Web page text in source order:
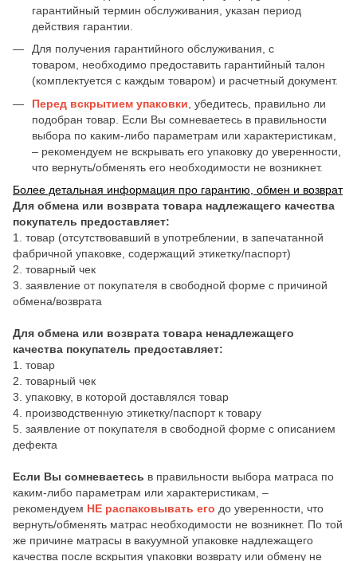
гарантийный термин обслуживания, указан период
действия гарантии.
Для получения гарантийного обслуживания, с
товаром, необходимо предоставить гарантийный талон
(комплектуется с каждым товаром) и расчетный документ.
Перед вскрытием упаковки , убедитесь, правильно ли
подобран товар. Если Вы сомневаетесь в правильности
выбора по каким-либо параметрам или характеристикам,
– рекомендуем не вскрывать его упаковку до уверенности,
что вернуть/обменять его необходимости не возникнет.
Более детальная информация про гарантию, обмен и возврат
Для обмена или возврата товара надлежащего качества
покупатель предоставляет:
1. товар (отсутствовавший в употреблении, в запечатанной
фабричной упаковке, содержащий этикетку/паспорт)
2. товарный чек
3. заявление от покупателя в свободной форме с причиной
обмена/возврата
Для обмена или возврата товара ненадлежащего
качества покупатель предоставляет:
1. товар
2. товарный чек
3. упаковку, в которой доставлялся товар
4. производственную этикетку/паспорт к товару
5. заявление от покупателя в свободной форме с описанием
дефекта
Если Вы сомневаетесь в правильности выбора матраса по
каким-либо параметрам или характеристикам, –
рекомендуем НЕ распаковывать его до уверенности, что
вернуть/обменять матрас необходимости не возникнет. По той
же причине матрасы в вакуумной упаковке надлежащего
качества после вскрытия упаковки возврату или обмену не